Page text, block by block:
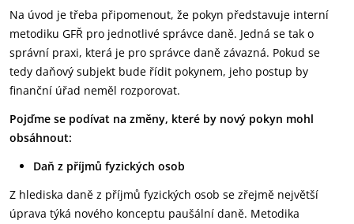
Na úvod je třeba připomenout, že pokyn představuje interní
metodiku GFŘ pro jednotlivé správce daně. Jedná se tak o
správní praxi, která je pro správce daně závazná. Pokud se
tedy daňový subjekt bude řídit pokynem, jeho postup by
finanční úřad neměl rozporovat.
Pojďme se podívat na změny, které by nový pokyn mohl
obsáhnout:
Daň z příjmů fyzických osob
Z hlediska daně z příjmů fyzických osob se zřejmě největší
úprava týká nového konceptu paušální daně. Metodika